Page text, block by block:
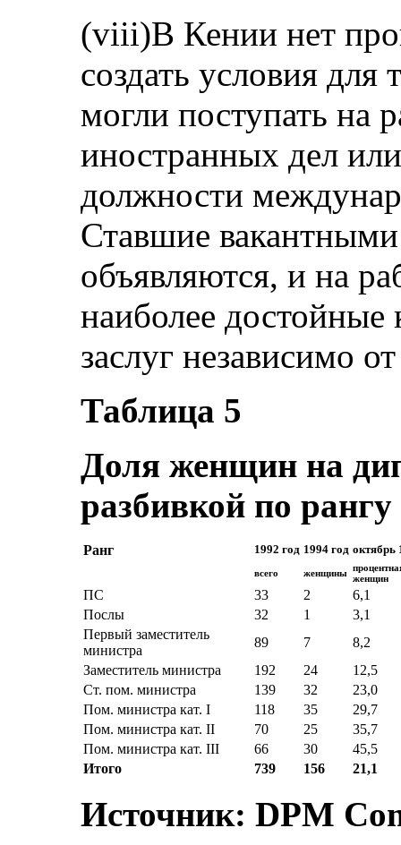
(viii)В Кении нет
создать условия
могли поступать на
иностранных дел
должности
Ставшие
объявляются, и на
наиболее достойные
заслуг независимо
Таблица 5
Доля женщин на
разбивкой по
Ранг 1992 год 1994 год октябрь
всего женщины женщин
ПС 33 2
6,1
Послы
32 1
3,1
Первый заместитель
министра
89 7
8,2
Заместитель министра
192 24
12,5
Ст. пом. министра
139 32
23,0
Пом. министра кат. I
118 35
29,7
Пом. министра кат. II
70 25
35,7
Пом. министра кат. III
66 30
45,5
Итого
739 156 21,1
Источник: DPM